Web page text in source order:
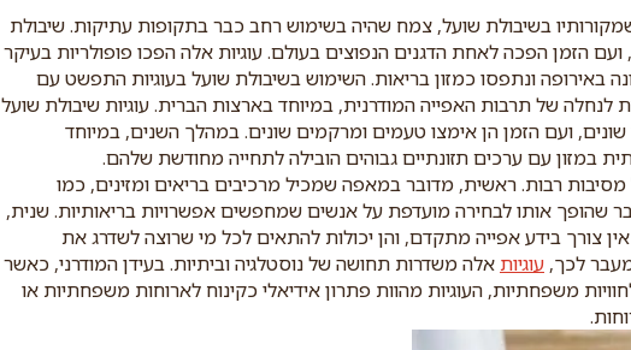
בשיבולת שועל, צמח שהיה בשימוש רחב כבר בתקופות עתיקות. שיבולת
הזמן הפכה לאחת הדגנים הנפוצים בעולם. עוגיות אלה הפכו פופולריות בעיקר
באירופה ונתפסו כמזון בריאות. השימוש בשיבולת שועל בעוגיות התפשט עם
ה-20 הפכו העוגיות לנחלה של תרבות האפייה המודרנית, במיוחד בארצות הברית. עוגיות שיבולת שועל
ועם הזמן הן אימצו טעמים ומרקמים שונים. במהלך השנים, במיוחד
במזון עם ערכים תזונתיים גבוהים הובילה לתחייה מחודשת שלהם.
מסיבות רבות. ראשית, מדובר במאפה שמכיל מרכיבים בריאים ומזינים, כמו
שהופך אותו לבחירה מועדפת על אנשים שמחפשים אפשרויות בריאותיות. שנית,
צורך בידע אפייה מתקדם, והן יכולות להתאים לכל מי שרוצה לשדרג את
לכך, עוגיות אלה משדרות תחושה של נוסטלגיה וביתיות. בעידן המודרני, כאשר
משפחתיות, העוגיות מהוות פתרון אידיאלי כקינוח לארוחות משפחתיות או